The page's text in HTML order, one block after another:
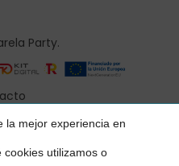
0,00
Party.
la mejor experiencia en
cookies utilizamos o